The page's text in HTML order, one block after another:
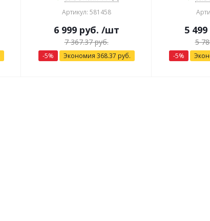
Артикул: 581458
6 999руб. /шт
7 367.37руб.
-5% Экономия 368.37 руб.
5 499
5
-5%